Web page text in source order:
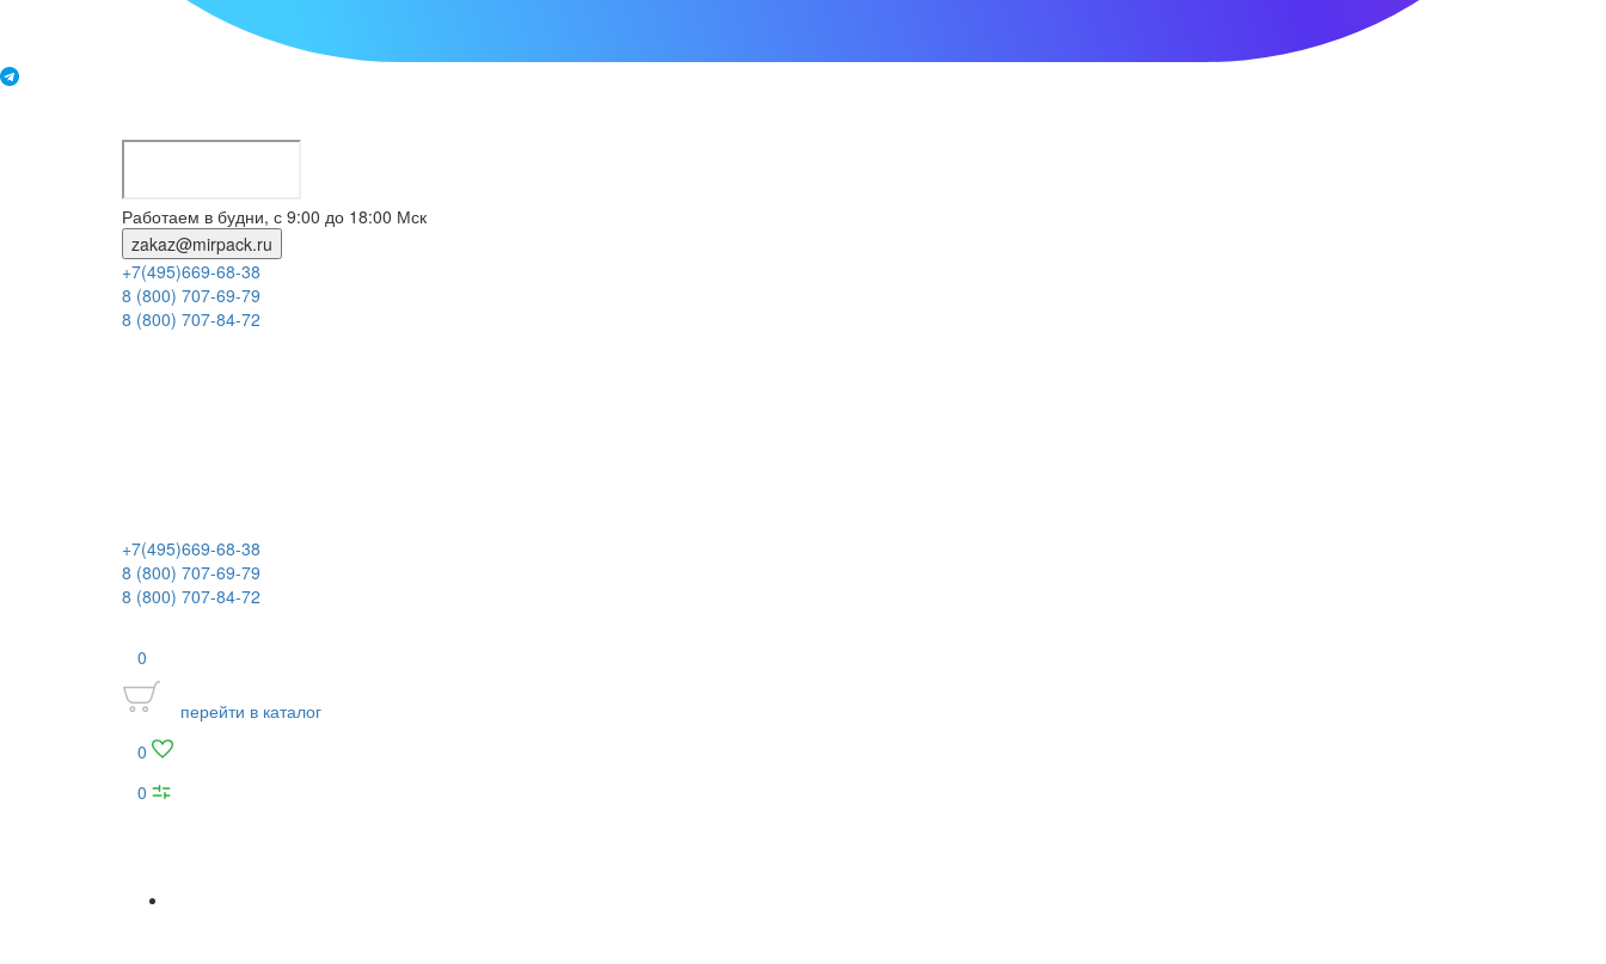
Работаем в будни, с 9:00 до 18:00 Мск
zakaz@mirpack.ru
+7(495)669-68-38
8 (800) 707-69-79
8 (800) 707-84-72
+7(495)669-68-38
8 (800) 707-69-79
8 (800) 707-84-72
0
перейти в каталог
0
0